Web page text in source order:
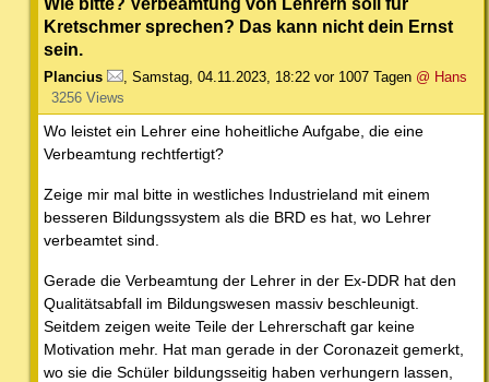
Kretschmer sprechen? Das kann nicht dein Ernst
sein.
Plancius Samstag, 04.11.2023, 18:22 vor 1007 Tagen @ Hans
3256 Views
Wo leistet ein Lehrer eine hoheitliche Aufgabe, die eine
Verbeamtung rechtfertigt?
Zeige mir mal bitte in westliches Industrieland mit einem
besseren Bildungssystem als die BRD es hat, wo Lehrer
verbeamtet sind.
Gerade die Verbeamtung der Lehrer in der Ex-DDR hat den
Qualitätsabfall im Bildungswesen massiv beschleunigt.
Seitdem zeigen weite Teile der Lehrerschaft gar keine
Motivation mehr. Hat man gerade in der Coronazeit gemerkt,
wo sie die Schüler bildungsseitig haben verhungern lassen,